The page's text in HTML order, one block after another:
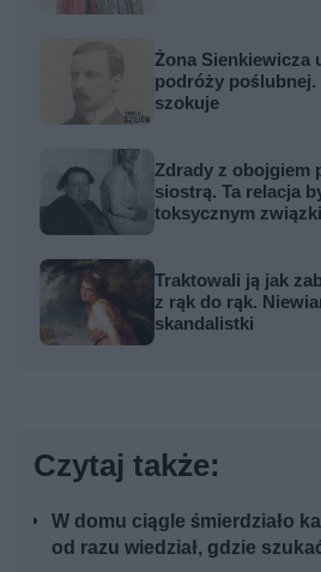
Żona Sienkiewicza
podróży
szokuje
Zdrady z obojgiem
siostrą. Ta relacja
toksycznym
Traktowali ją jak
z rąk do rąk.
skandalistki
Czytaj także:
W domu ciągle śmierdziało
od razu wiedział, gdzie